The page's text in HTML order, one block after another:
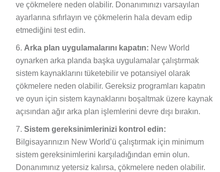
ve çökmelere neden olabilir. Donanımınızı varsayılan
ayarlarına sıfırlayın ve çökmelerin hala devam edip
etmediğini test edin.
Arka plan uygulamalarını kapatın: New World
oynarken arka planda başka uygulamalar çalıştırmak
sistem kaynaklarını tüketebilir ve potansiyel olarak
çökmelere neden olabilir. Gereksiz programları kapatın
ve oyun için sistem kaynaklarını boşaltmak üzere kaynak
açısından ağır arka plan işlemlerini devre dışı bırakın.
Sistem gereksinimlerinizi kontrol edin:
Bilgisayarınızın New World’ü çalıştırmak için minimum
sistem gereksinimlerini karşıladığından emin olun.
Donanımınız yetersiz kalırsa, çökmelere neden olabilir.